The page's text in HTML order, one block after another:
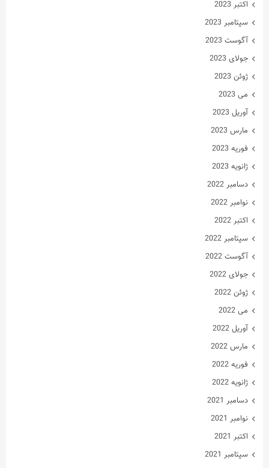
ژانویه 2023
دسامبر 2022
نوامبر 2022
اکتبر 2022
سپتامبر 2022
آگوست 2022
جولای 2022
ژوئن 2022
می 2022
آوریل 2022
مارس 2022
فوریه 2022
ژانویه 2022
دسامبر 2021
نوامبر 2021
اکتبر 2021
سپتامبر 2021
آگوست 2021
جولای 2021
ژوئن 2021
می 2021
آوریل 2021
مارس 2021
فوریه 2021
ژانویه 2021
دسامبر 2020